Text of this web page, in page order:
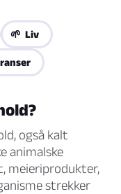
🌱 Liv
også kalt
animalske
meieriprodukter,
strekker